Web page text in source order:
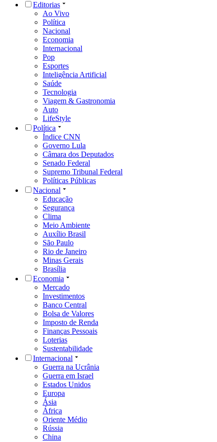
Editorias
Ao Vivo
Política
Nacional
Economia
Internacional
Pop
Esportes
Inteligência Artificial
Saúde
Tecnologia
Viagem & Gastronomia
Auto
LifeStyle
Política
Índice CNN
Governo Lula
Câmara dos Deputados
Senado Federal
Supremo Tribunal Federal
Políticas Públicas
Nacional
Educação
Segurança
Clima
Meio Ambiente
Auxílio Brasil
São Paulo
Rio de Janeiro
Minas Gerais
Brasília
Economia
Mercado
Investimentos
Banco Central
Bolsa de Valores
Imposto de Renda
Finanças Pessoais
Loterias
Sustentabilidade
Internacional
Guerra na Ucrânia
Guerra em Israel
Estados Unidos
Europa
Ásia
África
Oriente Médio
Rússia
China